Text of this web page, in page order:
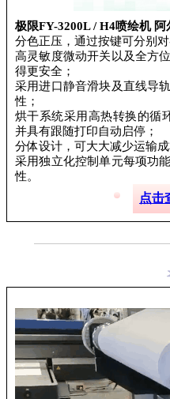
极限FY-3200L / H4喷绘机
分色正压，通过按键可分别
高灵敏度微动开关以及全方
得更安全；
采用进口静音滑块及直线导
性；
烘干系统采用高热转换的循
并具有跟随打印自动启停；
分体设计，可大大减少运输
采用独立化控制单元每项功
性。
点击